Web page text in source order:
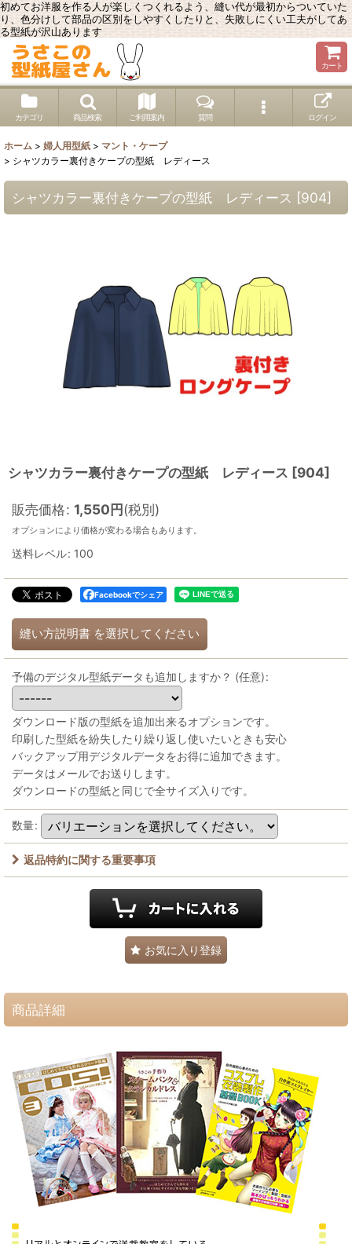
初めてお洋服を作る人が楽しくつくれるよう、縫い代が最初からついていた
り、色分けして部品の区別をしやすくしたりと、失敗しにくい工夫がしてあ
る型紙が沢山あります
カート
カテゴリ 商品検索 ご利用案内 質問 ログイン
ホーム > 婦人用型紙 > マント・ケープ
> シャツカラー裏付きケープの型紙 レディース
シャツカラー裏付きケープの型紙 レディース [904]
シャツカラー裏付きケープの型紙 レディース [904]
販売価格: 1,550円(税別)
オプションにより価格が変わる場合もあります。
送料レベル: 100
Facebookでシェア
縫い方説明書 を選択してください
予備のデジタル型紙データも追加しますか？ (任意):
ダウンロード版の型紙を追加出来るオプションです。
印刷した型紙を紛失したり繰り返し使いたいときも安心
バックアップ用デジタルデータをお得に追加できます。
データはメールでお送りします。
ダウンロードの型紙と同じで全サイズ入りです。
数量:
返品特約に関する重要事項
お気に入り登録
商品詳細